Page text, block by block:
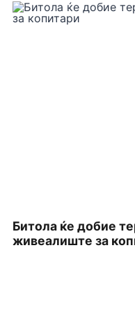
Битола ќе добие
живеалиште за